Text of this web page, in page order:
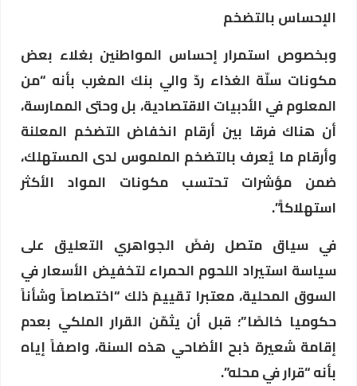
الإحساس بالتضخم
وبخصوص استمرار إحساس المواطنين بغلاء بعض
مكونات سلّة الغذاء ردّ والي بنك المغرب بأنه “من
المعلوم في الأدبيات الاقتصادية، بل وحتى الممارسة،
أن هناك فرقا بين أرقام انخفاض التضخم المعلنة
وأرقام ما يُعرف بالتضخم الملموس لدى المستهلك،
ضمن مؤشرات تحتسب مكونات المواد الأكثر
استهلاكاً”.
في سياق متصل رفضَ الجواهري التعليق على
سياسة استيراد اللحوم الحمراء لتخفيض الأسعار في
السوق المحلية، معتبرا تقييمَ ذلك “اختصاصاً وشأناً
حكوميا خالصًا”؛ قبل أن يثمّن القرار الملكي بعدم
إقامة شعيرة ذبح الأضاحي هذه السنة، واصفاً إياه
بأنه “قرار في محله”.